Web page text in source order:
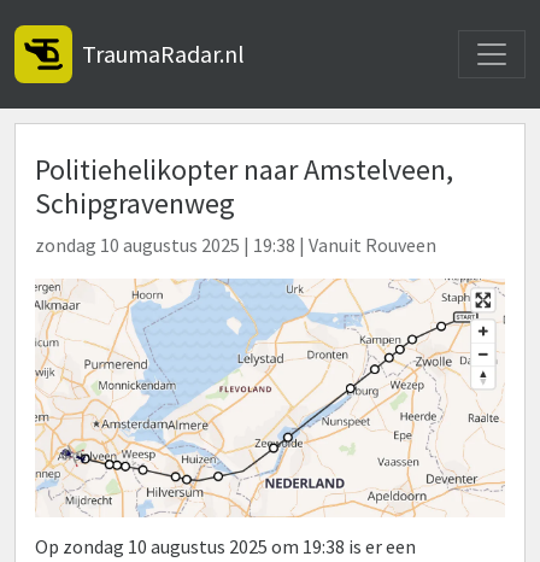
TraumaRadar.nl
Politiehelikopter naar Amstelveen,
Schipgravenweg
zondag 10 augustus 2025 | 19:38 | Vanuit Rouveen
Op zondag 10 augustus 2025 om 19:38 is er een